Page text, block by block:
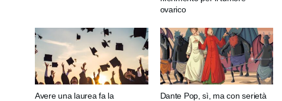
ovarico
Avere una laurea fa la
Dante Pop, sì, ma con serietà